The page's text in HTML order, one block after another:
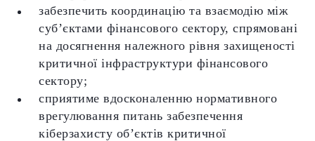
забезпечить координацію та взаємодію між
суб’єктами фінансового сектору, спрямовані
на досягнення належного рівня захищеності
критичної інфраструктури фінансового
сектору;
сприятиме вдосконаленню нормативного
врегулювання питань забезпечення
кіберзахисту об’єктів критичної